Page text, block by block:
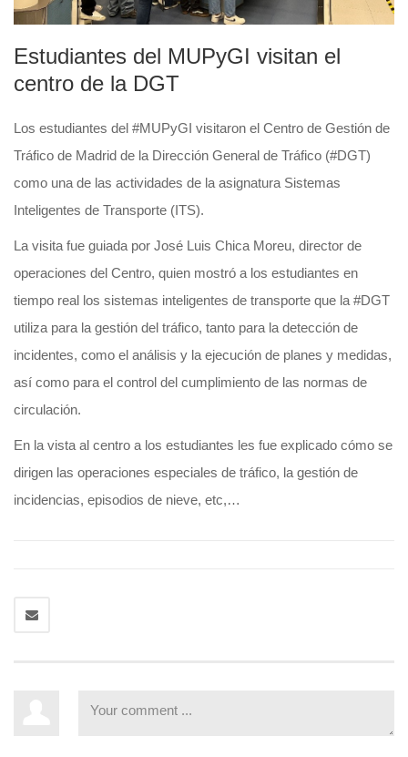
Estudiantes del MUPyGI visitan el
centro de la DGT
Los estudiantes del #MUPyGI visitaron el Centro de Gestión de
Tráfico de Madrid de la Dirección General de Tráfico (#DGT)
como una de las actividades de la asignatura Sistemas
Inteligentes de Transporte (ITS).
La visita fue guiada por José Luis Chica Moreu, director de
operaciones del Centro, quien mostró a los estudiantes en
tiempo real los sistemas inteligentes de transporte que la #DGT
utiliza para la gestión del tráfico, tanto para la detección de
incidentes, como el análisis y la ejecución de planes y medidas,
así como para el control del cumplimiento de las normas de
circulación.
En la vista al centro a los estudiantes les fue explicado cómo se
dirigen las operaciones especiales de tráfico, la gestión de
incidencias, episodios de nieve, etc,…